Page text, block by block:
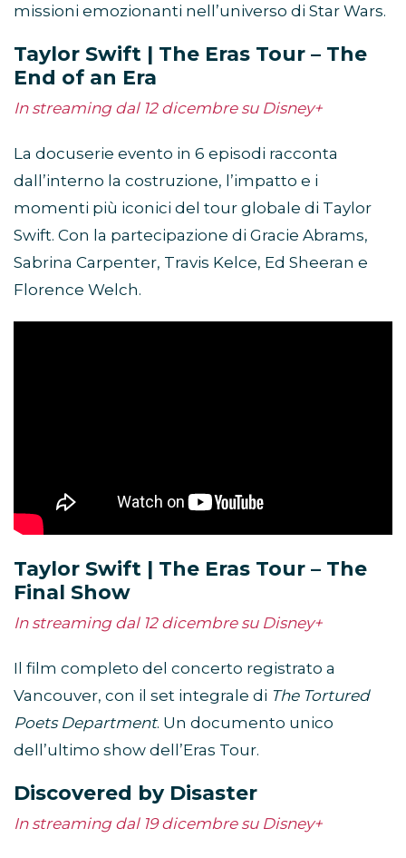
missioni emozionanti nell’universo di Star Wars.
Taylor Swift | The Eras Tour – The
End of an Era
In streaming dal 12 dicembre su Disney+
La docuserie evento in 6 episodi racconta
dall’interno la costruzione, l’impatto e i
momenti più iconici del tour globale di Taylor
Swift. Con la partecipazione di Gracie Abrams,
Sabrina Carpenter, Travis Kelce, Ed Sheeran e
Florence Welch.
Taylor Swift | The Eras Tour – The
Final Show
In streaming dal 12 dicembre su Disney+
Il film completo del concerto registrato a
Vancouver, con il set integrale di The Tortured
Poets Department. Un documento unico
dell’ultimo show dell’Eras Tour.
Discovered by Disaster
In streaming dal 19 dicembre su Disney+